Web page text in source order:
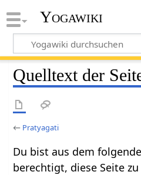
Yogawiki
Quelltext der
← Pratyagati
Du bist aus dem
berechtigt, diese Seite